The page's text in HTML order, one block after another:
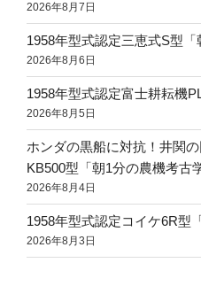
2026年8月7日
1958年型式認定三恵式S型「
2026年8月6日
1958年型式認定富士耕耘機
2026年8月5日
ホンダの黒船に対抗！井関
KB500型「朝1分の農機考古
2026年8月4日
1958年型式認定コイケ6R型
2026年8月3日